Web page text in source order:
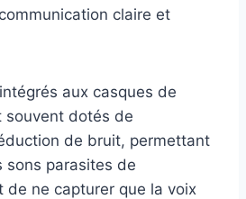
claire et
aux casques de
souvent dotés de
de bruit, permettant
sons parasites de
de ne capturer que la voix